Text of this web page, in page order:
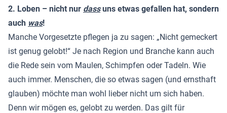
2. Loben – nicht nur dassuns etwas gefallen hat, sondern
auch was!
Manche Vorgesetzte pflegen ja zu sagen: „Nicht gemeckert
ist genug gelobt!“ Je nach Region und Branche kann auch
die Rede sein vom Maulen, Schimpfen oder Tadeln. Wie
auch immer. Menschen, die so etwas sagen (und ernsthaft
glauben) möchte man wohl lieber nicht um sich haben.
Denn wir mögen es, gelobt zu werden. Das gilt für